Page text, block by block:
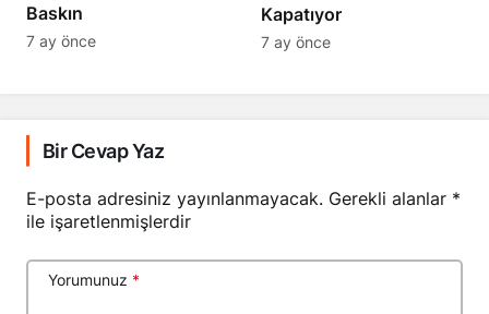
Baskın
7 ay önce
Kapatıyor
7 ay önce
Bir Cevap Yaz
E-posta adresiniz yayınlanmayacak. Gerekli alanlar *
ile işaretlenmişlerdir
Yorumunuz *